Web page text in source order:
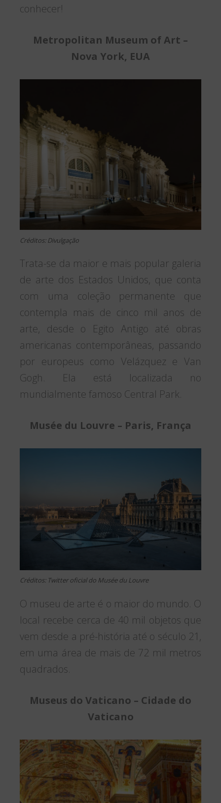
conhecer!
Metropolitan Museum of Art –
Nova York, EUA
Créditos: Divulgação
Trata-se da maior e mais popular galeria
de arte dos Estados Unidos, que conta
com uma coleção permanente que
contempla mais de cinco mil anos de
arte, desde o Egito Antigo até obras
americanas contemporâneas, passando
por europeus como Velázquez e Van
Gogh. Ela está localizada no
mundialmente famoso Central Park.
Musée du Louvre – Paris, França
Créditos: Twitter oficial do Musée du Louvre
O museu de arte é o maior do mundo. O
local recebe cerca de 40 mil objetos que
vem desde a pré-história até o século 21,
em uma área de mais de 72 mil metros
quadrados.
Museus do Vaticano – Cidade do
Vaticano